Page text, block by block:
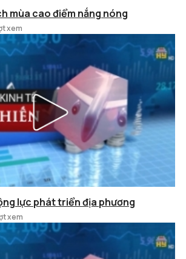
mùa cao điểm nắng nóng
xem
lực phát triển địa phương
xem